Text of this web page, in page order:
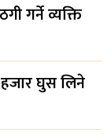
गर्ने व्यक्ति
घुस लिने